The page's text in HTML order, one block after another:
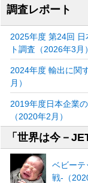
調査レポート
2025年度 第24回
ト調査（2026年3月）
2024年度 輸出に関
月）
2019年度日本企業
（2020年2月）
「世界は今－
ベビーテ
戦‐（